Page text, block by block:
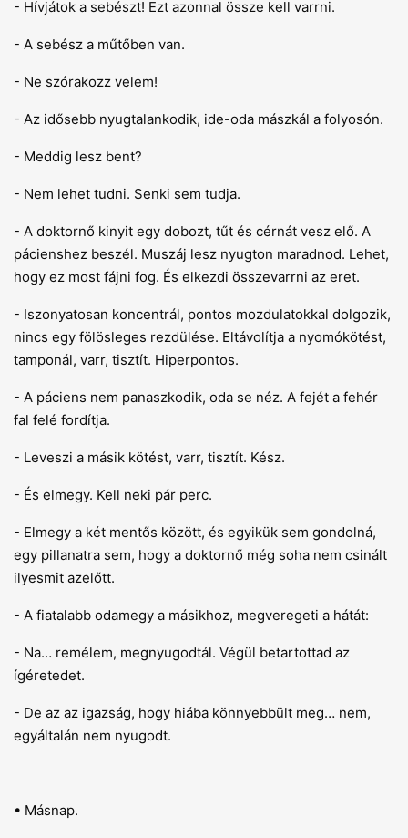
- Hívjátok a sebészt! Ezt azonnal össze kell varrni.
- A sebész a műtőben van.
- Ne szórakozz velem!
- Az idősebb nyugtalankodik, ide-oda mászkál a folyosón.
- Meddig lesz bent?
- Nem lehet tudni. Senki sem tudja.
- A doktornő kinyit egy dobozt, tűt és cérnát vesz elő. A
pácienshez beszél. Muszáj lesz nyugton maradnod. Lehet,
hogy ez most fájni fog. És elkezdi összevarrni az eret.
- Iszonyatosan koncentrál, pontos mozdulatokkal dolgozik,
nincs egy fölösleges rezdülése. Eltávolítja a nyomókötést,
tamponál, varr, tisztít. Hiperpontos.
- A páciens nem panaszkodik, oda se néz. A fejét a fehér
fal felé fordítja.
- Leveszi a másik kötést, varr, tisztít. Kész.
- És elmegy. Kell neki pár perc.
- Elmegy a két mentős között, és egyikük sem gondolná,
egy pillanatra sem, hogy a doktornő még soha nem csinált
ilyesmit azelőtt.
- A fiatalabb odamegy a másikhoz, megveregeti a hátát:
- Na… remélem, megnyugodtál. Végül betartottad az
ígéretedet.
- De az az igazság, hogy hiába könnyebbült meg… nem,
egyáltalán nem nyugodt.
• Másnap.